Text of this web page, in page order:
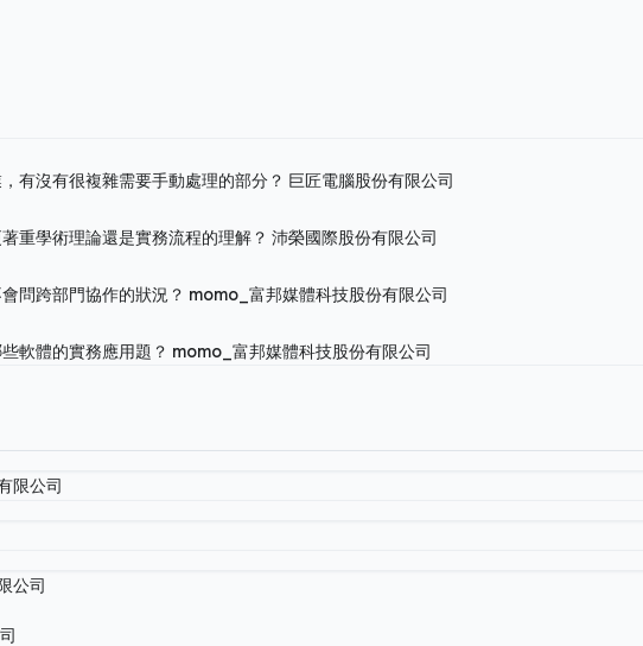
有沒有很複雜需要手動處理的部分？ 巨匠電腦股份有限公司
重學術理論還是實務流程的理解？ 沛榮國際股份有限公司
問跨部門協作的狀況？ momo_富邦媒體科技股份有限公司
軟體的實務應用題？ momo_富邦媒體科技股份有限公司
限公司
公司